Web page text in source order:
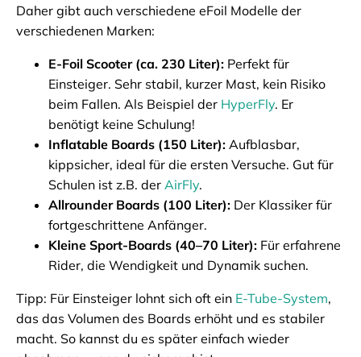
Daher gibt auch verschiedene eFoil Modelle der
verschiedenen Marken:
E-Foil Scooter (ca. 230 Liter): Perfekt für
Einsteiger. Sehr stabil, kurzer Mast, kein Risiko
beim Fallen. Als Beispiel der HyperFly. Er
benötigt keine Schulung!
Inflatable Boards (150 Liter): Aufblasbar,
kippsicher, ideal für die ersten Versuche. Gut für
Schulen ist z.B. der AirFly.
Allrounder Boards (100 Liter): Der Klassiker für
fortgeschrittene Anfänger.
Kleine Sport-Boards (40–70 Liter): Für erfahrene
Rider, die Wendigkeit und Dynamik suchen.
Tipp: Für Einsteiger lohnt sich oft ein E-Tube-System,
das das Volumen des Boards erhöht und es stabiler
macht. So kannst du es später einfach wieder